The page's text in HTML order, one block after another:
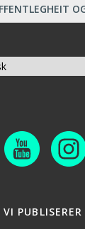
PUBLISERER